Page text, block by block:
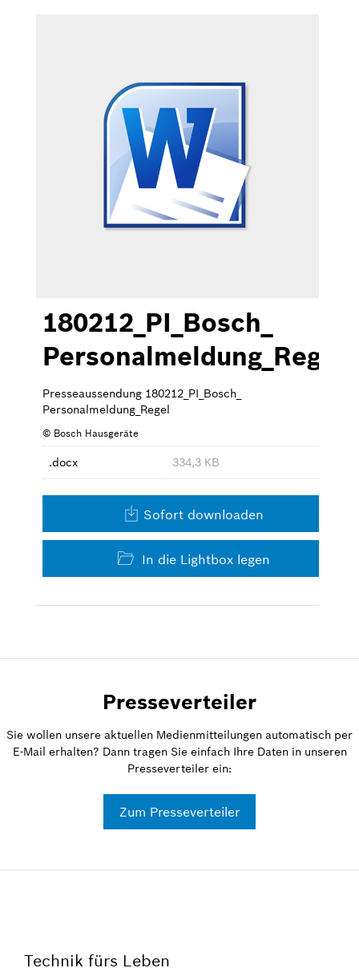
180212_PI_Bosch_
Personalmeldung_Regel
Presseaussendung 180212_PI_Bosch_
Personalmeldung_Regel
© Bosch Hausgeräte
.docx 334,3 KB
Sofort downloaden
In die Lightbox legen
Presseverteiler
Sie wollen unsere aktuellen Medienmitteilungen automatisch per
E-Mail erhalten? Dann tragen Sie einfach Ihre Daten in unseren
Presseverteiler ein:
Zum Presseverteiler
Technik fürs Leben